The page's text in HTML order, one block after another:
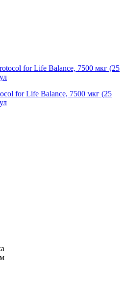
for Life Balance, 7500 мкг (25